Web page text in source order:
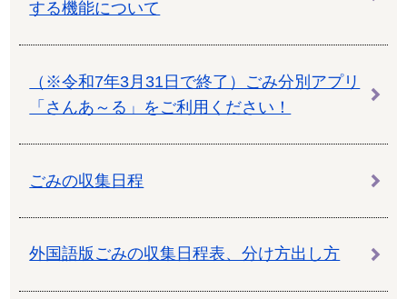
する機能について
（※令和7年3月31日で終了）ごみ分別アプリ
「さんあ～る」をご利用ください！
ごみの収集日程
外国語版ごみの収集日程表、分け方出し方